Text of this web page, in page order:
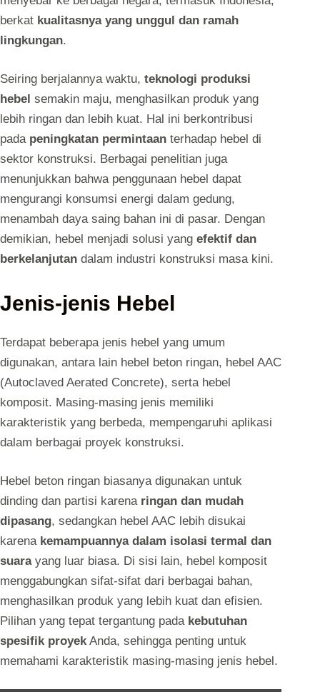
berkat kualitasnya yang unggul dan ramah
lingkungan.
Seiring berjalannya waktu, teknologi produksi
hebel semakin maju, menghasilkan produk yang
lebih ringan dan lebih kuat. Hal ini berkontribusi
pada peningkatan permintaan terhadap hebel di
sektor konstruksi. Berbagai penelitian juga
menunjukkan bahwa penggunaan hebel dapat
mengurangi konsumsi energi dalam gedung,
menambah daya saing bahan ini di pasar. Dengan
demikian, hebel menjadi solusi yang efektif dan
berkelanjutan dalam industri konstruksi masa kini.
Jenis-jenis Hebel
Terdapat beberapa jenis hebel yang umum
digunakan, antara lain hebel beton ringan, hebel AAC
(Autoclaved Aerated Concrete), serta hebel
komposit. Masing-masing jenis memiliki
karakteristik yang berbeda, mempengaruhi aplikasi
dalam berbagai proyek konstruksi.
Hebel beton ringan biasanya digunakan untuk
dinding dan partisi karena ringan dan mudah
dipasang, sedangkan hebel AAC lebih disukai
karena kemampuannya dalam isolasi termal dan
suarayang luar biasa. Di sisi lain, hebel komposit
menggabungkan sifat-sifat dari berbagai bahan,
menghasilkan produk yang lebih kuat dan efisien.
Pilihan yang tepat tergantung pada kebutuhan
spesifik proyek Anda, sehingga penting untuk
memahami karakteristik masing-masing jenis hebel.